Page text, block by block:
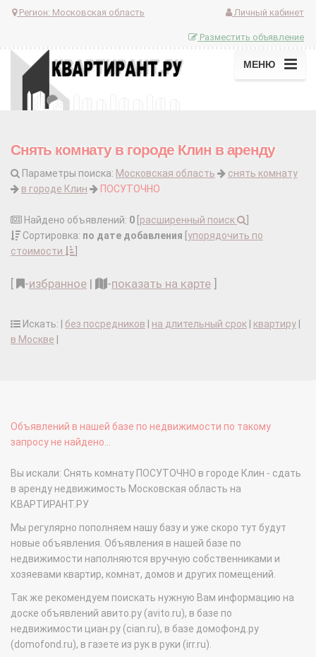
Регион: Московская область Личный кабинет
Разместить объявление
МЕНЮ
Снять комнату в городе Клин в аренду
Параметры поиска: Московская область
снять комнату
в городе Клин
ПОСУТОЧНО
Найдено объявлений: 0 расширенный поиск
Сортировка: по дате добавления упорядочить по
стоимости
-избранное | -показать на карте
Искать: | без посредников на длительный срок квартиру
в Москве
Объявлений в нашей базе по недвижимости по такому
запросу не найдено...
Вы искали: Снять комнату ПОСУТОЧНО в городе Клин - сдать
в аренду недвижимость Московская область на
КВАРТИРАНТ.РУ
Мы регулярно пополняем нашу базу и уже скоро тут будут
новые объявления. Объявления в нашей базе по
недвижимости наполняются вручную собственниками и
хозяевами квартир, комнат, домов и других помещений.
Так же рекомендуем поискать нужную Вам информацию на
доске объявлений авито.ру (avito.ru), в базе по
недвижимости циан.ру (cian.ru), в базе домофонд.ру
(domofond.ru), в газете из рук в руки (irr.ru).